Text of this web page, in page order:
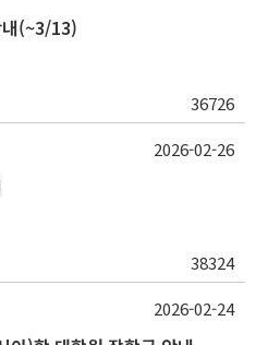
(~3/13)
36726
38324
2026-02-26
2026-02-24